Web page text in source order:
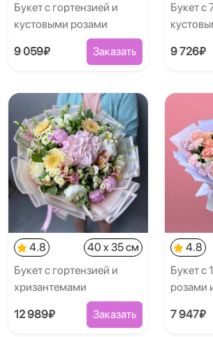
Букет с гортензией и
кустовыми розами
9 059₽ Заказать
Букет с
9 726₽
4.8
40 x 35 см
Букет с гортензией и
хризантемами
12 989₽ Заказать
4.8
Букет с
розами
7 947₽